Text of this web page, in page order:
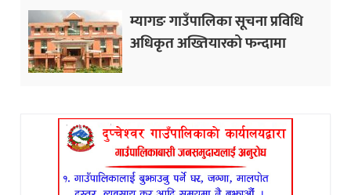
म्यागङ गाउँपालिका सूचना प्रविधि
अधिकृत अख्तियारको फन्दामा